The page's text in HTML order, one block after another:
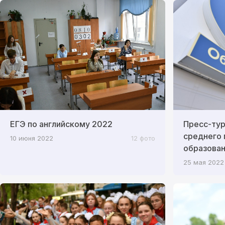
ЕГЭ по английскому 2022
10 июня 2022 12 фото
Пресс-
среднего
25 мая 2022